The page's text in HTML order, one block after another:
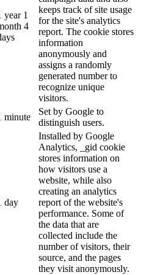
year 1
4
keeps track of site usage
for the site's analytics
report. The cookie stores
information
anonymously and
assigns a randomly
generated number to
recognize unique
visitors.
minute
Set by Google to
distinguish users.
day
Installed by Google
Analytics, _gid cookie
stores information on
how visitors use a
website, while also
creating an analytics
report of the website's
performance. Some of
the data that are
collected include the
number of visitors, their
source, and the pages
they visit anonymously.